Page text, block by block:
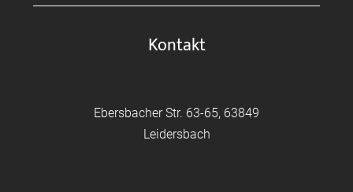
Kontakt
Ebersbacher Str. 63-65, 63849
Leidersbach